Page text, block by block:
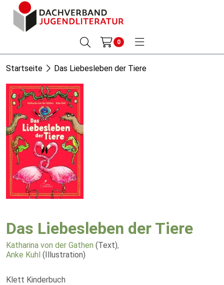
0
Startseite Das Liebesleben der Tiere
Das Liebesleben der Tiere
Katharina von der Gathen (Text),
Anke Kuhl (Illustration)
Klett Kinderbuch